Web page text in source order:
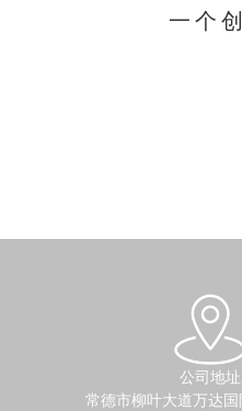
一个
公司地址
常德市柳叶大道万达